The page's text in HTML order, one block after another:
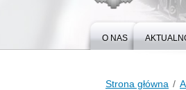
O NAS
Strona główna